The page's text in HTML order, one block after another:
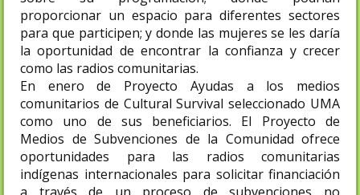
proporcionar un espacio para diferentes sectores
para que participen; y donde las mujeres se les daría
la oportunidad de encontrar la confianza y crecer
como las radios comunitarias.
En enero de Proyecto Ayudas a los medios
comunitarios de Cultural Survival seleccionado UMA
como uno de sus beneficiarios. El Proyecto de
Medios de Subvenciones de la Comunidad ofrece
oportunidades para las radios comunitarias
indígenas internacionales para solicitar financiación